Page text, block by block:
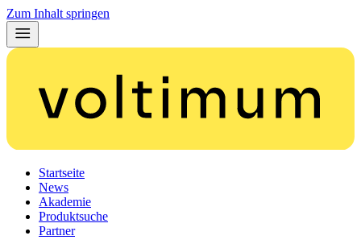
Zum Inhalt springen
Startseite
News
Akademie
Produktsuche
Partner